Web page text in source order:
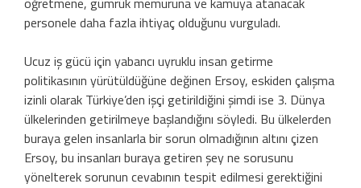
personele daha fazla ihtiyaç olduğunu vurguladı.
Ucuz iş gücü için yabancı uyruklu insan getirme
politikasının yürütüldüğüne değinen Ersoy, eskiden çalışma
izinli olarak Türkiye’den işçi getirildiğini şimdi ise 3. Dünya
ülkelerinden getirilmeye başlandığını söyledi. Bu ülkelerden
buraya gelen insanlarla bir sorun olmadığının altını çizen
Ersoy, bu insanları buraya getiren şey ne sorusunu
yönelterek sorunun cevabının tespit edilmesi gerektiğini